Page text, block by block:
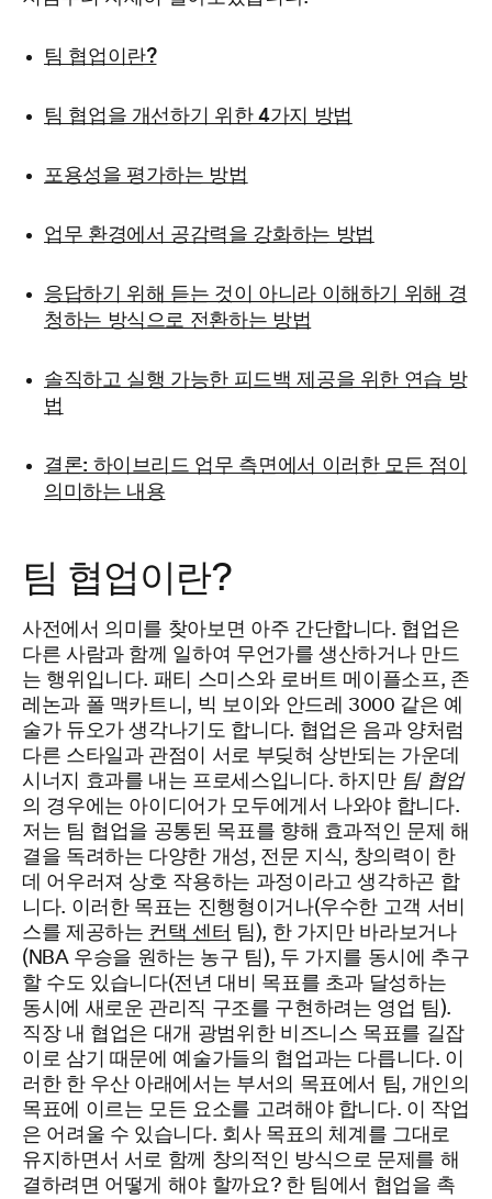
팀 협업이란?
팀 협업을 개선하기 위한 4가지 방법
포용성을 평가하는 방법
업무 환경에서 공감력을 강화하는 방법
응답하기 위해 듣는 것이 아니라 이해하기 위해 경
청하는 방식으로 전환하는 방법
솔직하고 실행 가능한 피드백 제공을 위한 연습 방
법
결론: 하이브리드 업무 측면에서 이러한 모든 점이
의미하는 내용
팀 협업이란?
사전에서 의미를 찾아보면 아주 간단합니다. 협업은
다른 사람과 함께 일하여 무언가를 생산하거나 만드
는 행위입니다. 패티 스미스와 로버트 메이플소프, 존
레논과 폴 맥카트니, 빅 보이와 안드레 3000 같은 예
술가 듀오가 생각나기도 합니다. 협업은 음과 양처럼
다른 스타일과 관점이 서로 부딪혀 상반되는 가운데
시너지 효과를 내는 프로세스입니다. 하지만 팀 협업
의 경우에는 아이디어가 모두에게서 나와야 합니다.
저는 팀 협업을 공통된 목표를 향해 효과적인 문제 해
결을 독려하는 다양한 개성, 전문 지식, 창의력이 한
데 어우러져 상호 작용하는 과정이라고 생각하곤 합
니다. 이러한 목표는 진행형이거나(우수한 고객 서비
스를 제공하는 컨택 센터 팀), 한 가지만 바라보거나
(NBA 우승을 원하는 농구 팀), 두 가지를 동시에 추구
할 수도 있습니다(전년 대비 목표를 초과 달성하는
동시에 새로운 관리직 구조를 구현하려는 영업 팀).
직장 내 협업은 대개 광범위한 비즈니스 목표를 길잡
이로 삼기 때문에 예술가들의 협업과는 다릅니다. 이
러한 한 우산 아래에서는 부서의 목표에서 팀, 개인의
목표에 이르는 모든 요소를 고려해야 합니다. 이 작업
은 어려울 수 있습니다. 회사 목표의 체계를 그대로
유지하면서 서로 함께 창의적인 방식으로 문제를 해
결하려면 어떻게 해야 할까요? 한 팀에서 협업을 촉